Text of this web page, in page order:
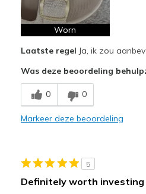
Minpunten
Wear Out Quickly
Beste toepassingen
Casual Wear
Travel
Width
Feels true to
Worn
Laatste regel Ja, ik zou
Was deze beoordeling
0 0
Markeer deze beoordeling
5
Definitely worth investing